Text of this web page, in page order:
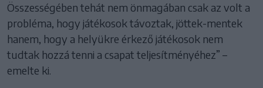
Összességében tehát nem önmagában csak az volt a
probléma, hogy játékosok távoztak, jöttek-mentek
hanem, hogy a helyükre érkező játékosok nem
tudtak hozzá tenni a csapat teljesítményéhez” –
emelte ki.